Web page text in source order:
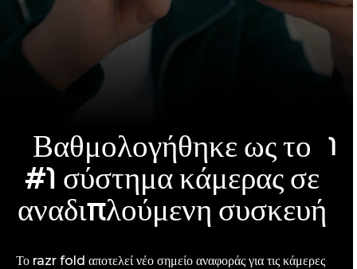
Βαθμολογήθηκε ως το
#1 σύστημα κάμερας σε
αναδιπλούμενη συσκευή
1
Το razr fold αποτελεί νέο σημείο αναφοράς για τις κάμερες